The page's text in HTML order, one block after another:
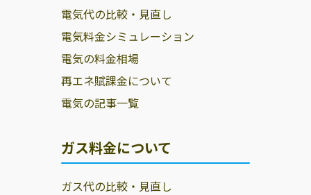
電気代の比較・見直し
電気料金シミュレーション
電気の料金相場
再エネ賦課金について
電気の記事一覧
ガス料金について
ガス代の比較・見直し